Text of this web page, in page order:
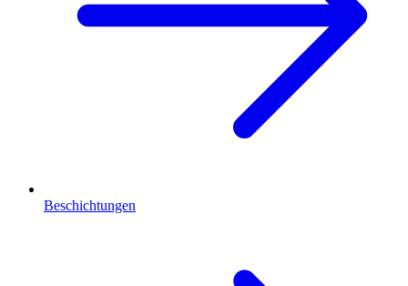
Beschichtungen